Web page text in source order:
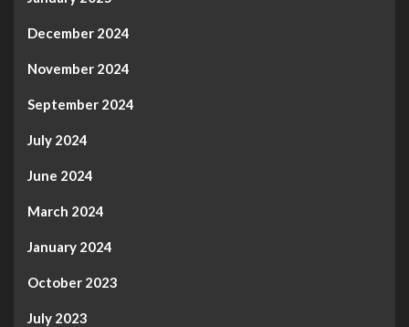
December 2024
November 2024
September 2024
July 2024
June 2024
March 2024
January 2024
October 2023
July 2023